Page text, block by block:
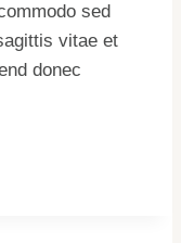
sed
vitae et
donec